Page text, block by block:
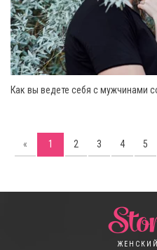
Как вы ведете себя с мужчинами
« 1 2 3 4 5